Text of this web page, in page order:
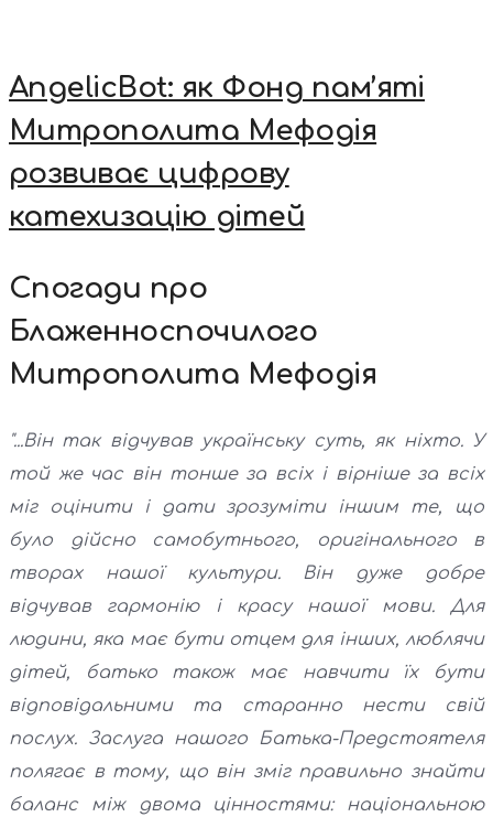
AngelicBot: як Фонд пам’яті
Митрополита Мефодія
розвиває цифрову
катехизацію дітей
Спогади про
Блаженноспочилого
Митрополита Мефодія
"...Він так відчував українську суть, як ніхто. У
той же час він тонше за всіх і вірніше за всіх
міг оцінити і дати зрозуміти іншим те, що
було дійсно самобутнього, оригінального в
творах нашої культури. Він дуже добре
відчував гармонію і красу нашої мови. Для
людини, яка має бути отцем для інших, люблячи
дітей, батько також має навчити їх бути
відповідальними та старанно нести свій
послух. Заслуга нашого Батька-Предстоятеля
полягає в тому, що він зміг правильно знайти
баланс між двома цінностями: національною